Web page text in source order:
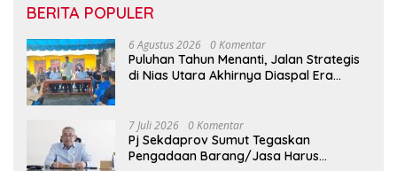
BERITA POPULER
6 Agustus 2026 0 Komentar
Puluhan Tahun Menanti, Jalan Strategis
di Nias Utara Akhirnya Diaspal Era
7 Juli 2026 0 Komentar
Pj Sekdaprov Sumut Tegaskan
Pengadaan Barang/Jasa Harus